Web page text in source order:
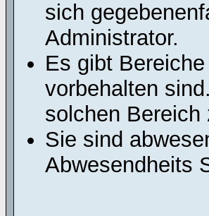
sich
Administrator.
Es gibt
vorbehalten
solchen Bereich
Sie sind
Abwesendheits